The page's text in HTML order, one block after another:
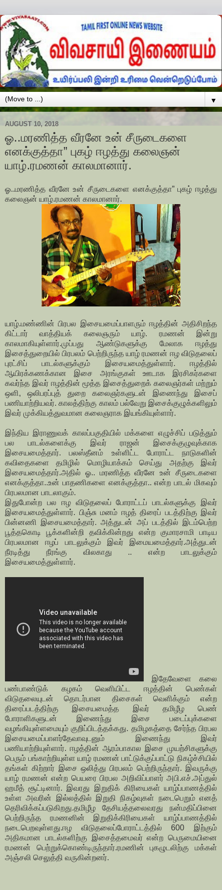
▼
AUGUST 10, 2018
ஓ..மரணித்த வீரனே உன் சீருடைகளை
எனக்குத்தா” புகழ் ஈழத்து கலைஞன்
யாழ்.ரமணன் காலமானார்.
ஓ..மரணித்த வீரனே உன் சீருடைகளை எனக்குத்தா” புகழ் ஈழத்து
கலைஞன் யாழ்.ரமணன் காலமானார்.
யாழ்.மண்ணின் பிரபல இசையமைப்பாளரும் ஈழத்தின் அதிசிறந்த
கிட்டார் வாத்தியக் கலைஞரும் யாழ். ரமணன் இன்று
காலமாகியுள்ளார்.முப்பது ஆண்டுகளுக்கு மேலாக ஈழத்து
இசைத்துறையில் பிரபலம் பெற்றிருந்த யாழ் ரமணன் ஈழ விடுதலைப்
புரட்சிப் பாடல்களுக்கும் இசையமைத்துள்ளார். ஈழத்தில்
ஆயிரக்கணக்கான இசை அரங்குகள் ஊடாக இரசிகர்களை
கவர்ந்த இவர் ஈழத்தின் மூத்த இசைத்துறைக் கலைஞர்கள் மற்றும்
ஒளி, ஒலிபரப்புத் துறை கலைஞர்களுடன் இணைந்து இசைப்
பணியாற்றியவர். காலத்திற்கு காலம் பல்வேறு இசைக்குழுக்களிலும்
இவர் முக்கியத்துவமான கலைஞராக இயங்கியுள்ளார்.
இந்திய இராணுவக் காலப்பகுதியில் மக்களை எழுச்சிப் படுத்தும்
பல பாடல்களைக்கு இவர் ராஜன் இசைக்குழுவுக்காக
இசையமைத்தார். பலஸ்தீனம் உள்ளிட்ட போராட்ட நாடுகளின்
கவிதைகளை தமிழில் மொழியாக்கம் செய்து அதற்கு இவர்
இசையமைத்தார்.அதில் ஓ.. மரணித்த வீரனே உன் சீருடைகளை
எனக்குத்தா..உன் பாதணிகளை எனக்குத்தா.. என்ற பாடல் மிகவும்
பிரபலமான பாடலாகும்.
இதுபோன்ற பல ஈழ விடுதலைப் போராட்டப் பாடல்களுக்கு இவர்
இசையமைத்துள்ளார். பிஞ்சு மனம் ஈழத் திரைப் படத்திற்கு இவர்
பின்னணி இசையமைத்தார். அத்துடன் அப் படத்தில் இடம்பெற்ற
பூத்தகொடி பூக்களின்றி தவிக்கின்றது என்ற குமாரசாமி பாடிய
பிரபலமான ஈழப் பாடலுக்கும் இவர் இமையமைத்தார்.அத்துடன்
நீரடித்து நீரங்கு விலகாது .. என்ற பாடலுக்கும்
இசையமைத்துள்ளார்.
இதேவேளை கலை
பண்பாண்டுக் கழகம் வெளியிட்ட ஈழத்தின் பெண்கள்
விடுதலையுடன் தொடர்பான திசைகள் வெளிக்கும் என்ற
திரைப்படத்திற்கு இசையமைத்த இவர் தமிழீழ பெண்
போராளிகளுடன் இணைந்து இசை படைப்புக்களை
வழங்கியுள்ளமையும் குறிப்பிடத்தக்கது. தமிழகத்தை சேர்ந்த பிரபல
இசையமைப்பாளர்தேவாவுடனும் இணைந்து இவர்
பணியாற்றியுள்ளார். ஈழத்தின் ஆரம்பாகால இசை முயற்சிகளுக்கு
பெரும் பங்காற்றியுள்ள யாழ் ரமணன் பாட்டுக்குப்பாட்டு நிகழ்ச்சியில்
தங்கள் கிற்றார் இசை ஒலித்து பிரபலம் பெற்றிருந்தார். இவருக்கு
யாழ் ரமணன் என்ற பெயரை பிரபல அறிவிப்பாளர் அபி.எச்.அப்துல்
ஹமீத் சூட்டினார். இவரது இறுதிக் கிரியைகள் யாழ்ப்பாணத்தில்
உள்ள அவரின் இல்லத்தில் இறுதி நிகழ்வுகள் நடைபெறும் எனத்
தெரிவிக்கப்படுகிறது.தமிழீழ தேசியத்தலைவரது நன்மதிப்பினை
பெற்றிருந்த ரமணனின் இறுதிக்கிரியைகள் யாழ்ப்பாணத்தில்
நடைபெறவுள்ளது.ஈழ விடுதலைப்போராட்டத்தில் 600 இற்கும்
அதிகமான பாடல்களிற்கு இசைத்தமைவர் என்ற பெருமையினை
ரமணன் பெற்றுக்கொண்டிருந்தார்.ரமணின் புகழுடலிற்கு மக்கள்
அஞ்சலி செலுத்தி வருகின்றனர்.